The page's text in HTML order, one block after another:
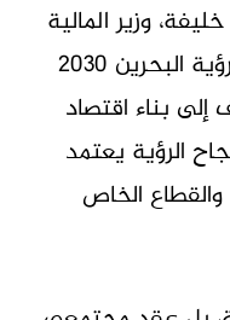
وزير المالية
والاقتصاد الوطني البحريني، أن رؤية البحرين 2030
بناء اقتصاد
الرؤية يعتمد
الخاص